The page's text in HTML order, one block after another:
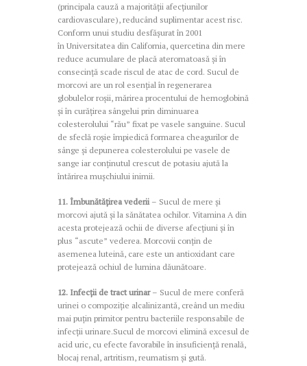
(principala cauză a majorității afecțiunilor
cardiovasculare), reducând suplimentar acest risc.
Conform unui studiu desfășurat în 2001
în Universitatea din California, quercetina din mere
reduce acumulare de placă ateromatoasă și în
consecință scade riscul de atac de cord. Sucul de
morcovi are un rol esențial în regenerarea
globulelor roșii, mărirea procentului de hemoglobină
și în curățirea sângelui prin diminuarea
colesterolului “rău” fixat pe vasele sanguine. Sucul
de sfeclă roșie împiedică formarea cheagurilor de
sânge şi depunerea colesterolului pe vasele de
sange iar conținutul crescut de potasiu ajută la
întărirea mușchiului inimii.
11. Îmbunătățirea vederii– Sucul de mere și
morcovi ajută și la sănătatea ochilor. Vitamina A din
acesta protejează ochii de diverse afecțiuni și în
plus “ascute” vederea. Morcovii conțin de
asemenea luteină, care este un antioxidant care
protejează ochiul de lumina dăunătoare.
12. Infecții de tract urinar– Sucul de mere conferă
urinei o compoziție alcalinizantă, creând un mediu
mai puțin primitor pentru bacteriile responsabile de
infecții urinare.Sucul de morcovi elimină excesul de
acid uric, cu efecte favorabile în insuficiență renală,
blocaj renal, artritism, reumatism și gută.